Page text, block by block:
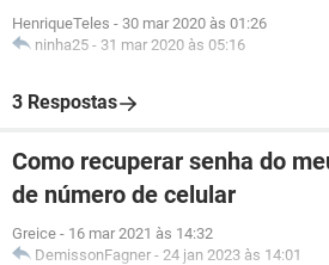
HenriqueTeles - 30 mar 2020 às 01:26
ninha25 - 31 mar 2020 às 05:16
3 Respostas
Como recuperar senha do
de número de celular
Greice - 16 mar 2021 às 14:32
DemissonFagner - 24 jan 2023 às 14:01